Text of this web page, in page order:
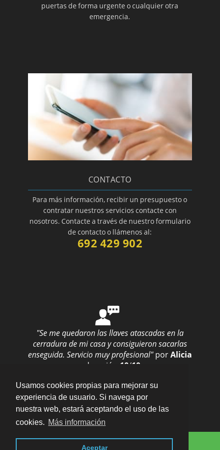
Usamos cookies propias para mejorar su
experiencia de usuario. Si navega por
nuestra web, estará aceptando el uso de las
cookies. Más información
Aceptar
puertas de forma urgente o cualquier otra
emergencia.
CONTACTO
Para más información, recibir un presupuesto o
contratar nuestros servicios contacte con
nosotros. Contacte a través de nuestro formulario
de contacto o llámenos al:
692 429 902
"Se me quedaron las llaves atascadas en la
cerradura de mi casa y consiguieron sacarlas
enseguida. Servicio muy profesional" porAlicia
valoración 10/10
| En todo Alicante ·Aviso legal · LSSI · Política
Consulta Online